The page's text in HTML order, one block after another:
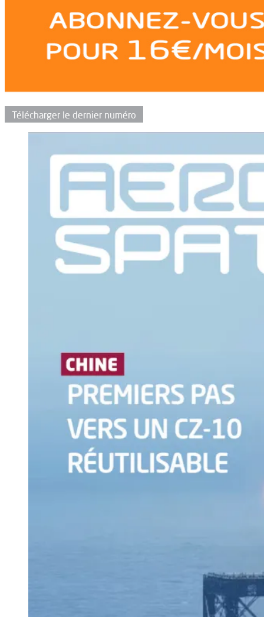
Télécharger le dernier numéro